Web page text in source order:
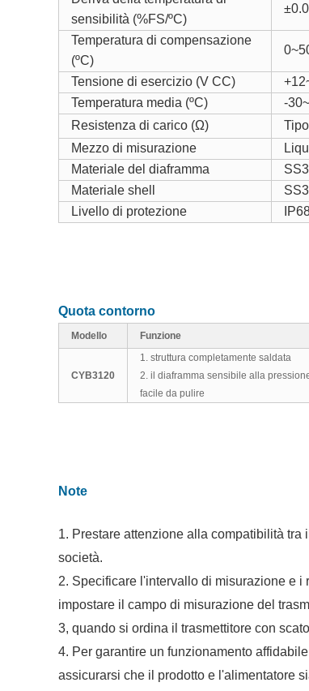
sensibilità (%FS/ºC)
Temperatura di compensazione
(ºC)
Tensione di esercizio (V CC) +12
Temperatura media (ºC) -30~
Resistenza di carico (Ω)
Mezzo di misurazione
Materiale del diaframma
Materiale shell
Livello di protezione
Quota contorno
Modello Funzione
CYB3120
1. struttura completamente saldata
2. il diaframma sensibile alla
facile da pulire
Note
1. Prestare attenzione alla compatibilità tra
società.
2. Specificare l'intervallo di misurazione e
impostare il campo di misurazione del
3, quando si ordina il trasmettitore con
4. Per garantire un funzionamento
assicurarsi che il prodotto e l'alimentatore